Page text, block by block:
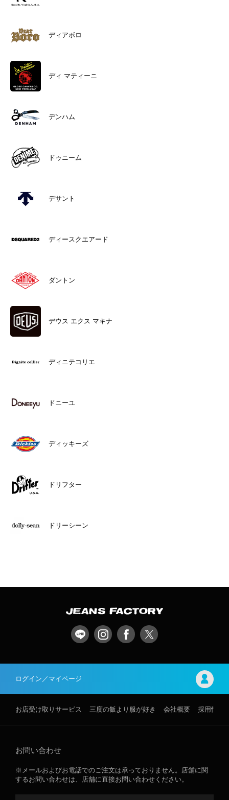
ディアボロ
ディ マティーニ
デンハム
ドゥニーム
デサント
ディースクエアード
ダントン
デウス エクス マキナ
ディニテコリエ
ドニーユ
ディッキーズ
ドリフター
ドリーシーン
ログイン／マイページ
お店受け取りサービス 三度の飯より服が好き 会社概要 採用情報
お問い合わせ
※メールおよびお電話でのご注文は承っておりません。店舗に関
するお問い合わせは、店舗に直接お問い合わせください。